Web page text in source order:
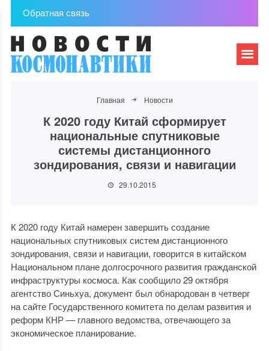
Обратная связь
Главная Новости
К 2020 году Китай сформирует
национальные спутниковые
системы дистанционного
зондирования, связи и навигации
29.10.2015
К 2020 году Китай намерен завершить создание
национальных спутниковых систем дистанционного
зондирования, связи и навигации, говорится в китайском
Национальном плане долгосрочного развития гражданской
инфраструктуры космоса. Как сообщило 29 октября
агентство Синьхуа, документ был обнародован в четверг
на сайте Государственного комитета по делам развития и
реформ КНР — главного ведомства, отвечающего за
экономическое планирование.